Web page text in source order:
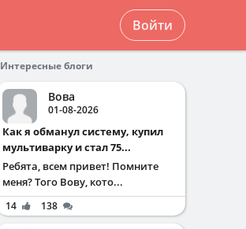
Войти
Интересные блоги
Вова
01-08-2026
Как я обманул систему, купил
мультиварку и стал 75...
Ребята, всем привет! Помните
меня? Того Вову, кото...
14 138